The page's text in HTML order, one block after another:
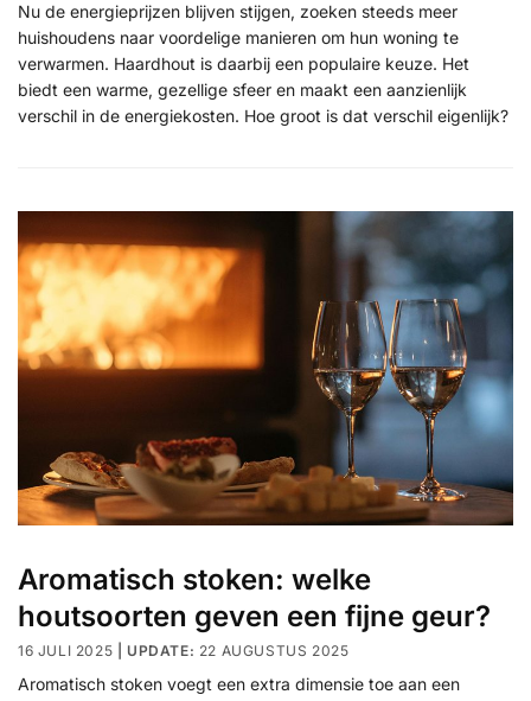
Nu de energieprijzen blijven stijgen, zoeken steeds meer
huishoudens naar voordelige manieren om hun woning te
verwarmen. Haardhout is daarbij een populaire keuze. Het
biedt een warme, gezellige sfeer en maakt een aanzienlijk
verschil in de energiekosten. Hoe groot is dat verschil eigenlijk?
Aromatisch stoken: welke
houtsoorten geven een fijne geur?
16 JULI 2025 22 AUGUSTUS 2025
Aromatisch stoken voegt een extra dimensie toe aan een